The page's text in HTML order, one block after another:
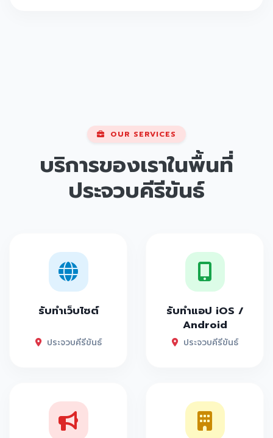
OUR SERVICES
บริการของเราในพื้นที่
ประจวบคีรีขันธ์
รับทำเว็บไซต์
ประจวบคีรีขันธ์
รับทำแอป iOS /
Android
ประจวบคีรีขันธ์